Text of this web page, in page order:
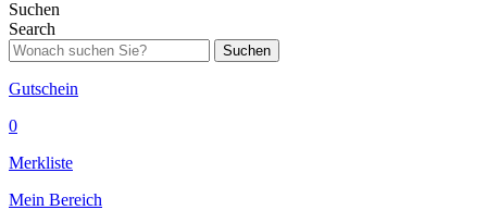
Suchen
Search
Suchen
Gutschein
0
Merkliste
Mein Bereich